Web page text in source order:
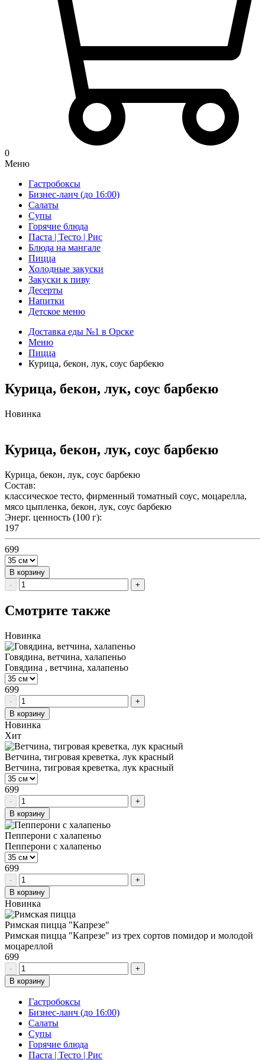
0
Меню
Гастробоксы
Бизнес-ланч (до 16:00)
Салаты
Супы
Горячие блюда
Паста | Тесто | Рис
Блюда на мангале
Пицца
Холодные закуски
Закуски к пиву
Десерты
Напитки
Детское меню
Доставка еды №1 в Орске
Меню
Пицца
Курица, бекон, лук, соус барбекю
Курица, бекон, лук, соус барбекю
Новинка
Курица, бекон, лук, соус барбекю
Курица, бекон, лук, соус барбекю
Состав:
классическое тесто, фирменный томатный соус, моцарелла,
мясо цыпленка, бекон, лук, соус барбекю
Энерг. ценность (100 г):
197
699
В корзину
-
+
Смотрите также
Новинка
Говядина, ветчина, халапеньо
Говядина , ветчина, халапеньо
699
-
+
В корзину
Новинка
Хит
Ветчина, тигровая креветка, лук красный
Ветчина, тигровая креветка, лук красный
699
-
+
В корзину
Пепперони с халапеньо
Пепперони с халапеньо
699
-
+
В корзину
Новинка
Римская пицца "Капрезе"
Римская пицца "Капрезе" из трех сортов помидор и молодой
моцареллой
699
-
+
В корзину
Гастробоксы
Бизнес-ланч (до 16:00)
Салаты
Супы
Горячие блюда
Паста | Тесто | Рис